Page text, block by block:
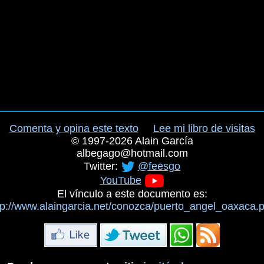
Comenta y opina este texto
Lee mi libro de visitas
©1997-2026 Alain García
albegago@hotmail.com
Twitter:
@feesgo
YouTube
El vínculo a este documento es:
www.alaingarcia.net/conozca/